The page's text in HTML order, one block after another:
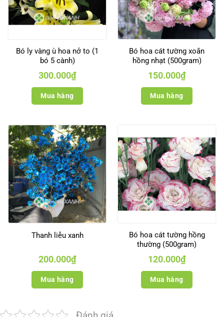
Bó ly vàng ù hoa nở to (1
bó 5 cành)
300.000₫
Mua hàng
Bó hoa cát tường xoắn
hồng nhạt (500gram)
150.000₫
Mua hàng
Thanh liễu xanh
200.000₫
Mua hàng
Bó hoa cát tường hồng
thường (500gram)
120.000₫
Mua hàng